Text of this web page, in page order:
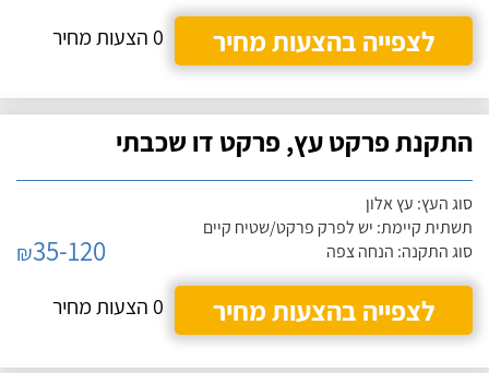
לצפייה בהצעות מחיר
0 הצעות מחיר
התקנת פרקט עץ, פרקט דו שכבתי
סוג העץ: עץ אלון
תשתית קיימת: יש לפרק פרקט/שטיח קיים
סוג התקנה: הנחה צפה
₪35-120
לצפייה בהצעות מחיר
0 הצעות מחיר